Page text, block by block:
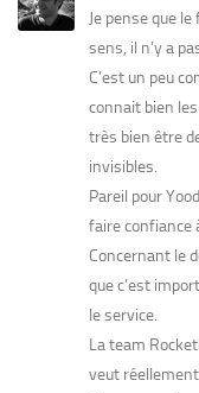
Je pense que
sens, il n’y a
C’est un peu
connait bien
très bien être
invisibles.
Pareil pour
faire confiance
Concernant le
que c’est
le service.
La team
veut